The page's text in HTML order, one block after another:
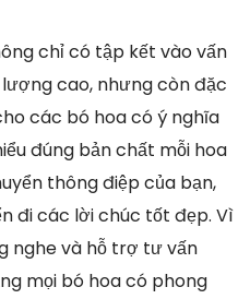
chỉ có tập kết vào vấn
cao, nhưng còn đặc
các bó hoa có ý nghĩa
đúng bản chất mỗi hoa
thông điệp của bạn,
đi các lời chúc tốt đẹp. Vì
nghe và hỗ trợ tư vấn
mọi bó hoa có phong